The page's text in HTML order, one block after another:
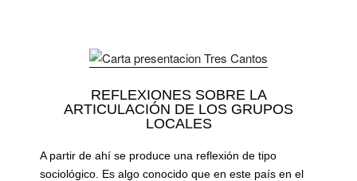
REFLEXIONES SOBRE LA
ARTICULACIÓN DE LOS GRUPOS
LOCALES
A partir de ahí se produce una reflexión de tipo
sociológico. Es algo conocido que en este país en el